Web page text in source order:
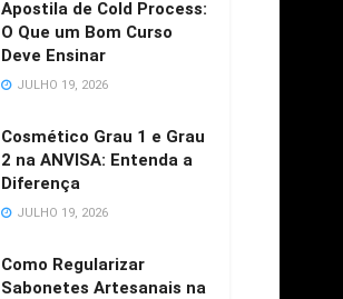
Apostila de Cold Process:
O Que um Bom Curso
Deve Ensinar
JULHO 19, 2026
Cosmético Grau 1 e Grau
2 na ANVISA: Entenda a
Diferença
JULHO 19, 2026
Como Regularizar
Sabonetes Artesanais na